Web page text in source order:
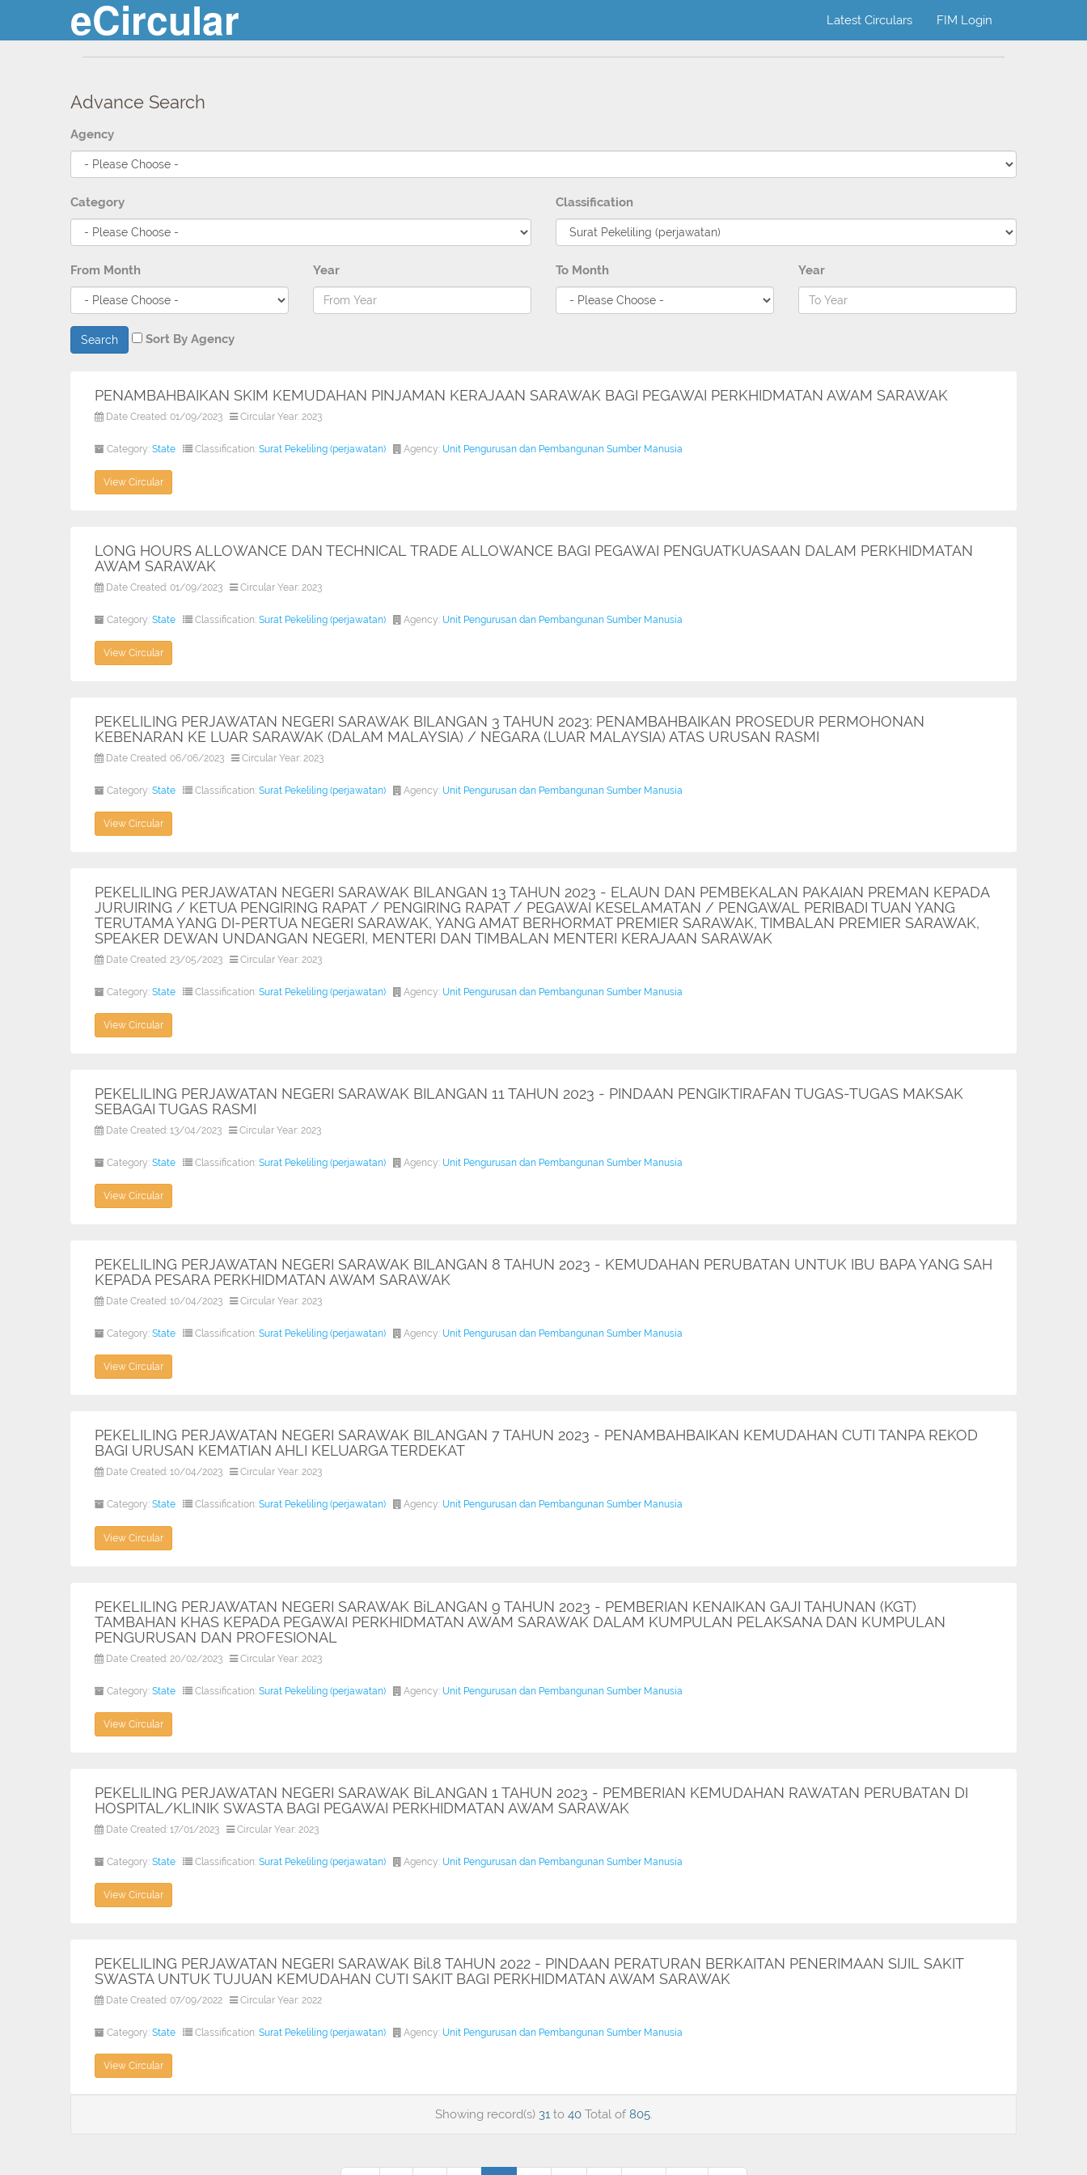
eCircular Latest Circulars FIM Login
Advance Search
Agency
Category Classification
From Month Year To Month Year
Search Sort By Agency
PENAMBAHBAIKAN SKIM KEMUDAHAN PINJAMAN KERAJAAN SARAWAK BAGI PEGAWAI PERKHIDMATAN AWAM SARAWAK
Date Created: 01/09/2023 Circular Year: 2023
Category: State Classification: Surat Pekeliling (perjawatan) Agency: Unit Pengurusan dan Pembangunan Sumber Manusia
View Circular
LONG HOURS ALLOWANCE DAN TECHNICAL TRADE ALLOWANCE BAGI PEGAWAI PENGUATKUASAAN DALAM PERKHIDMATAN
AWAM SARAWAK
Date Created: 01/09/2023 Circular Year: 2023
Category: State Classification: Surat Pekeliling (perjawatan) Agency: Unit Pengurusan dan Pembangunan Sumber Manusia
View Circular
PEKELILING PERJAWATAN NEGERI SARAWAK BILANGAN 3 TAHUN 2023: PENAMBAHBAIKAN PROSEDUR PERMOHONAN
KEBENARAN KE LUAR SARAWAK (DALAM MALAYSIA) / NEGARA (LUAR MALAYSIA) ATAS URUSAN RASMI
Date Created: 06/06/2023 Circular Year: 2023
Category: State Classification: Surat Pekeliling (perjawatan) Agency: Unit Pengurusan dan Pembangunan Sumber Manusia
View Circular
PEKELILING PERJAWATAN NEGERI SARAWAK BILANGAN 13 TAHUN 2023 - ELAUN DAN PEMBEKALAN PAKAIAN PREMAN KEPADA
JURUIRING / KETUA PENGIRING RAPAT / PENGIRING RAPAT / PEGAWAI KESELAMATAN / PENGAWAL PERIBADI TUAN YANG
TERUTAMA YANG DI-PERTUA NEGERI SARAWAK, YANG AMAT BERHORMAT PREMIER SARAWAK, TIMBALAN PREMIER SARAWAK,
SPEAKER DEWAN UNDANGAN NEGERI, MENTERI DAN TIMBALAN MENTERI KERAJAAN SARAWAK
Date Created: 23/05/2023 Circular Year: 2023
Category: State Classification: Surat Pekeliling (perjawatan) Agency: Unit Pengurusan dan Pembangunan Sumber Manusia
View Circular
PEKELILING PERJAWATAN NEGERI SARAWAK BILANGAN 11 TAHUN 2023 - PINDAAN PENGIKTIRAFAN TUGAS-TUGAS MAKSAK
SEBAGAI TUGAS RASMI
Date Created: 13/04/2023 Circular Year: 2023
Category: State Classification: Surat Pekeliling (perjawatan) Agency: Unit Pengurusan dan Pembangunan Sumber Manusia
View Circular
PEKELILING PERJAWATAN NEGERI SARAWAK BILANGAN 8 TAHUN 2023 - KEMUDAHAN PERUBATAN UNTUK IBU BAPA YANG SAH
KEPADA PESARA PERKHIDMATAN AWAM SARAWAK
Date Created: 10/04/2023 Circular Year: 2023
Category: State Classification: Surat Pekeliling (perjawatan) Agency: Unit Pengurusan dan Pembangunan Sumber Manusia
View Circular
PEKELILING PERJAWATAN NEGERI SARAWAK BILANGAN 7 TAHUN 2023 - PENAMBAHBAIKAN KEMUDAHAN CUTI TANPA REKOD
BAGI URUSAN KEMATIAN AHLI KELUARGA TERDEKAT
Date Created: 10/04/2023 Circular Year: 2023
Category: State Classification: Surat Pekeliling (perjawatan) Agency: Unit Pengurusan dan Pembangunan Sumber Manusia
View Circular
PEKELILING PERJAWATAN NEGERI SARAWAK BiLANGAN 9 TAHUN 2023 - PEMBERIAN KENAIKAN GAJI TAHUNAN (KGT)
TAMBAHAN KHAS KEPADA PEGAWAI PERKHIDMATAN AWAM SARAWAK DALAM KUMPULAN PELAKSANA DAN KUMPULAN
PENGURUSAN DAN PROFESIONAL
Date Created: 20/02/2023 Circular Year: 2023
Category: State Classification: Surat Pekeliling (perjawatan) Agency: Unit Pengurusan dan Pembangunan Sumber Manusia
View Circular
PEKELILING PERJAWATAN NEGERI SARAWAK BiLANGAN 1 TAHUN 2023 - PEMBERIAN KEMUDAHAN RAWATAN PERUBATAN DI
HOSPITAL/KLINIK SWASTA BAGI PEGAWAI PERKHIDMATAN AWAM SARAWAK
Date Created: 17/01/2023 Circular Year: 2023
Category: State Classification: Surat Pekeliling (perjawatan) Agency: Unit Pengurusan dan Pembangunan Sumber Manusia
View Circular
PEKELILING PERJAWATAN NEGERI SARAWAK Bil.8 TAHUN 2022 - PINDAAN PERATURAN BERKAITAN PENERIMAAN SIJIL SAKIT
SWASTA UNTUK TUJUAN KEMUDAHAN CUTI SAKIT BAGI PERKHIDMATAN AWAM SARAWAK
Date Created: 07/09/2022 Circular Year: 2022
Category: State Classification: Surat Pekeliling (perjawatan) Agency: Unit Pengurusan dan Pembangunan Sumber Manusia
View Circular
Showing record(s) 31to 40Total of 805.